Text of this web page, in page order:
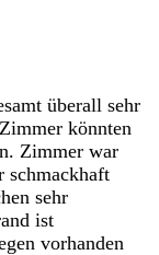
überall sehr
könnten
Zimmer war
schmackhaft
sehr
ist
vorhanden